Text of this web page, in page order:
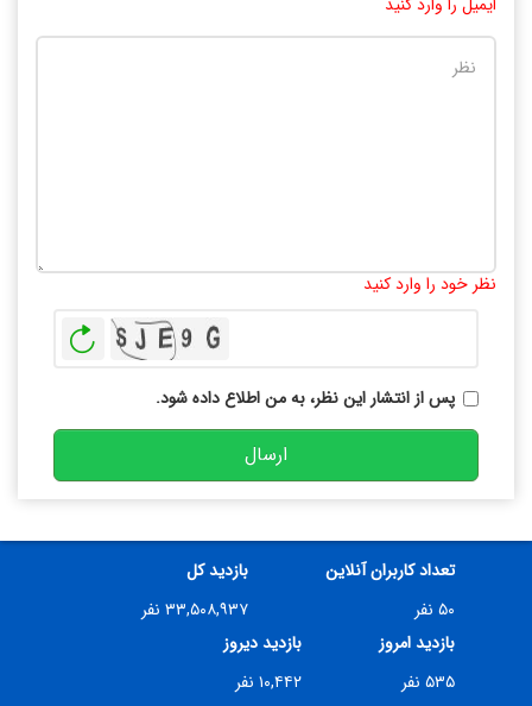
نظر خود را وارد کنید
پس از انتشار این نظر، به من اطلاع داده شود.
ارسال
تعداد کاربران آنلاین
۵۰ نفر
بازدید کل
۳۳,۵۰۸,۹۳۷ نفر
بازدید امروز
۵۳۵ نفر
بازدید دیروز
۱۰,۴۴۲ نفر